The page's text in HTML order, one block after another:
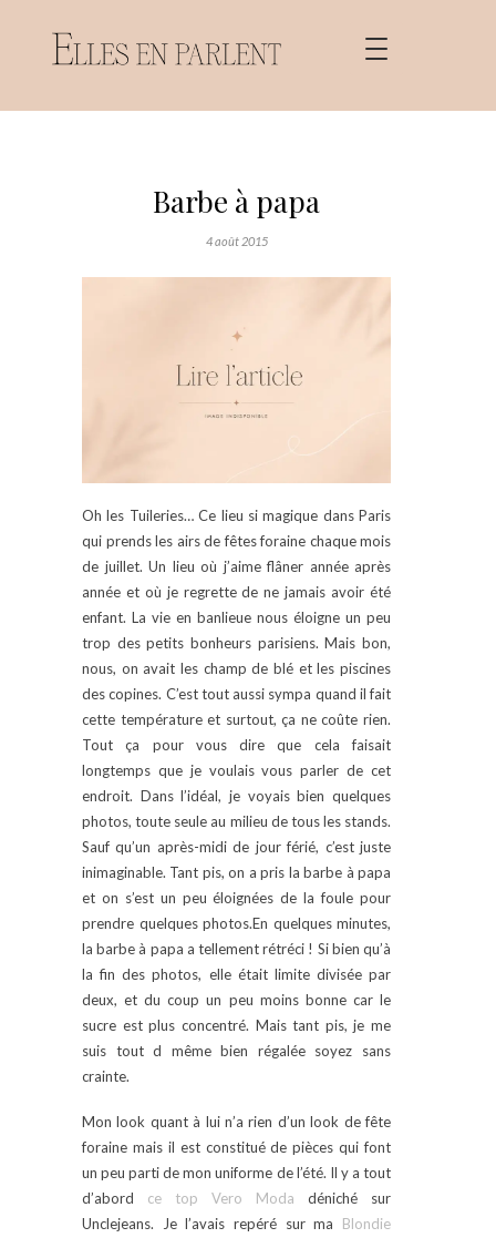
Barbe à papa
4 août 2015
Oh les Tuileries… Ce lieu si magique dans Paris
qui prends les airs de fêtes foraine chaque mois
de juillet. Un lieu où j’aime flâner année après
année et où je regrette de ne jamais avoir été
enfant. La vie en banlieue nous éloigne un peu
trop des petits bonheurs parisiens. Mais bon,
nous, on avait les champ de blé et les piscines
des copines. C’est tout aussi sympa quand il fait
cette température et surtout, ça ne coûte rien.
Tout ça pour vous dire que cela faisait
longtemps que je voulais vous parler de cet
endroit. Dans l’idéal, je voyais bien quelques
photos, toute seule au milieu de tous les stands.
Sauf qu’un après-midi de jour férié, c’est juste
inimaginable. Tant pis, on a pris la barbe à papa
et on s’est un peu éloignées de la foule pour
prendre quelques photos.En quelques minutes,
la barbe à papa a tellement rétréci ! Si bien qu’à
la fin des photos, elle était limite divisée par
deux, et du coup un peu moins bonne car le
sucre est plus concentré. Mais tant pis, je me
suis tout d même bien régalée soyez sans
crainte.
Mon look quant à lui n’a rien d’un look de fête
foraine mais il est constitué de pièces qui font
un peu parti de mon uniforme de l’été. Il y a tout
d’abord ce top Vero Moda déniché sur
Unclejeans. Je l’avais repéré sur ma Blondie